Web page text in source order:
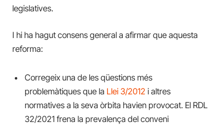
legislatives.
I hi ha hagut consens general a afirmar que aquesta
reforma:
Corregeix una de les qüestions més
problemàtiques que la Llei 3/2012 i altres
normatives a la seva òrbita havien provocat. El RDL
32/2021 frena la prevalença del conveni